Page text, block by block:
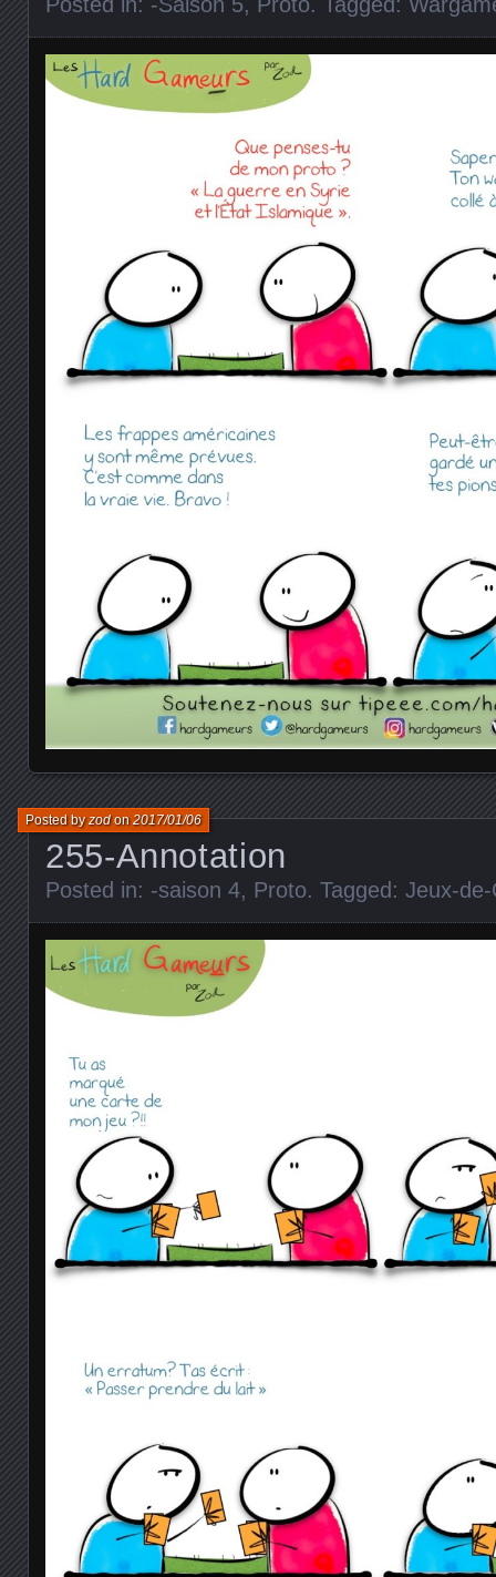
255-Annotation
Posted byzodon2017/01/06
Posted in: -saison 4, Proto. Tagged: Jeux-